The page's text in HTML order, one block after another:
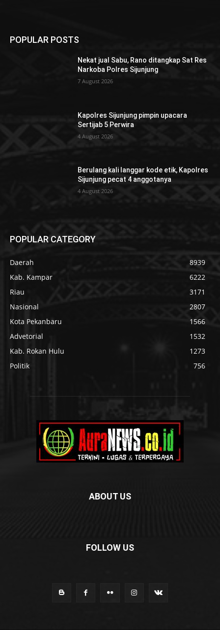
POPULAR POSTS
Nekat jual Sabu, Rano ditangkap Sat Res
Narkoba Polres Sijunjung
7 August 2026
Kapolres Sijunjung pimpin upacara
Sertijab 5 Perwira
4 August 2026
Berulang kali langgar kode etik, Kapolres
Sijunjung pecat 4 anggotanya
4 August 2026
POPULAR CATEGORY
Daerah
8939
Kab. Kampar
6222
Riau
3171
Nasional
2807
Kota Pekanbaru
1566
Advetorial
1532
Kab. Rokan Hulu
1273
Politik
756
ABOUT US
FOLLOW US